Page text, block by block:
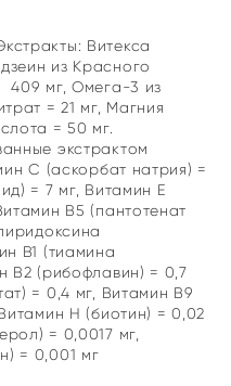
Витекса
из Красного
409 мг, Омега-3 из
= 21 мг, Магния
= 50 мг.
экстрактом
С (аскорбат натрия) =
= 7 мг, Витамин Е
В5 (пантотенат
В1 (тиамина
В2 (рибофлавин) = 0,7
= 0,4 мг, Витамин В9
Н (биотин) = 0,02
= 0,0017 мг,
= 0,001 мг